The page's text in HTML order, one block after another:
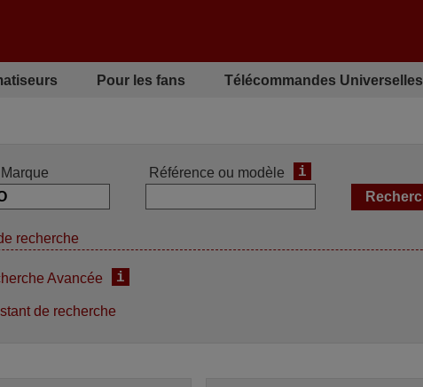
Pour les fans Télécommandes Universelles
Marque Référence ou modèle i
recherche
Avancée i
de recherche